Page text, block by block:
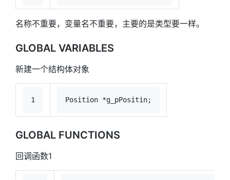
名称不重要，变量名不重要，主要的是类型要一样。
GLOBAL VARIABLES
新建一个结构体对象
1 Position *g_pPositin;
GLOBAL FUNCTIONS
回调函数1